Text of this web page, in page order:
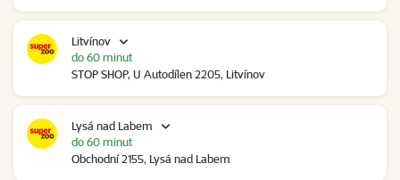
Litvínov
STOP SHOP, U Autodílen 2205, Litvínov
do 60 minut
Lysá nad Labem
Obchodní 2155, Lysá nad Labem
do 60 minut